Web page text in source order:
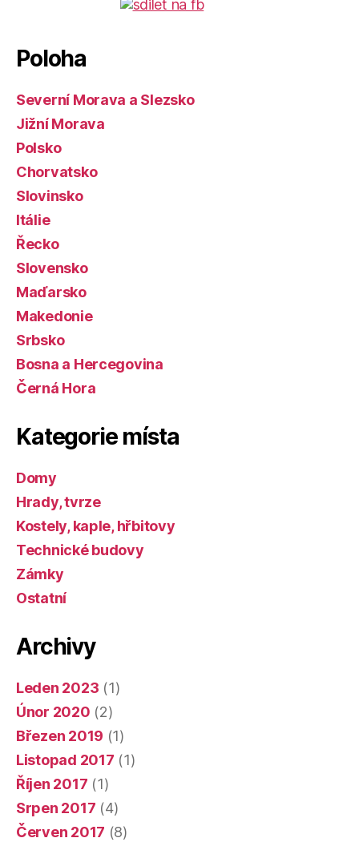
Poloha
Severní Morava a Slezsko
Jižní Morava
Polsko
Chorvatsko
Slovinsko
Itálie
Řecko
Slovensko
Maďarsko
Makedonie
Srbsko
Bosna a Hercegovina
Černá Hora
Kategorie místa
Domy
Hrady, tvrze
Kostely, kaple, hřbitovy
Technické budovy
Zámky
Ostatní
Archivy
Leden 2023 (1)
Únor 2020 (2)
Březen 2019 (1)
Listopad 2017 (1)
Říjen 2017 (1)
Srpen 2017 (4)
Červen 2017 (8)